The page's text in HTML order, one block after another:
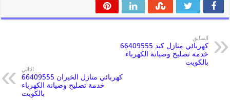
السابق
كهربائي منازل كبد 66409555
خدمة تصليح وصيانة الكهرباء
بالكويت
التالي
كهربائي منازل الخيران 66409555
خدمة تصليح وصيانة الكهرباء
بالكويت